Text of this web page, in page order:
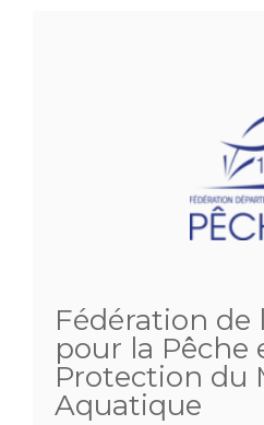
Fédération de
pour la Pêche
Protection du
Aquatique